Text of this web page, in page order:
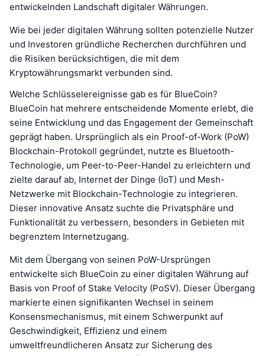
entwickelnden Landschaft digitaler Währungen.
Wie bei jeder digitalen Währung sollten potenzielle Nutzer
und Investoren gründliche Recherchen durchführen und
die Risiken berücksichtigen, die mit dem
Kryptowährungsmarkt verbunden sind.
Welche Schlüsselereignisse gab es für BlueCoin?
BlueCoin hat mehrere entscheidende Momente erlebt, die
seine Entwicklung und das Engagement der Gemeinschaft
geprägt haben. Ursprünglich als ein Proof-of-Work (PoW)
Blockchain-Protokoll gegründet, nutzte es Bluetooth-
Technologie, um Peer-to-Peer-Handel zu erleichtern und
zielte darauf ab, Internet der Dinge (IoT) und Mesh-
Netzwerke mit Blockchain-Technologie zu integrieren.
Dieser innovative Ansatz suchte die Privatsphäre und
Funktionalität zu verbessern, besonders in Gebieten mit
begrenztem Internetzugang.
Mit dem Übergang von seinen PoW-Ursprüngen
entwickelte sich BlueCoin zu einer digitalen Währung auf
Basis von Proof of Stake Velocity (PoSV). Dieser Übergang
markierte einen signifikanten Wechsel in seinem
Konsensmechanismus, mit einem Schwerpunkt auf
Geschwindigkeit, Effizienz und einem
umweltfreundlicheren Ansatz zur Sicherung des